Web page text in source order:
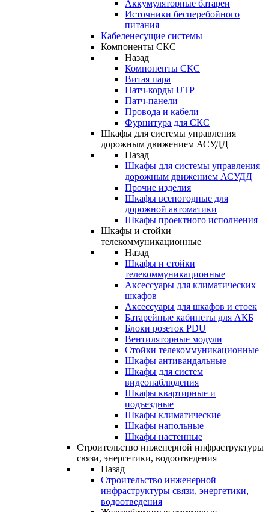
Аккумуляторные батареи
Источники бесперебойного
питания
Кабеленесущие системы
Компоненты СКС
Назад
Компоненты СКС
Витая пара
Патч-корды UTP
Патч-панели
Провода и кабели
Фурнитура для СКС
Шкафы для системы управления
дорожным движением АСУДД
Назад
Шкафы для системы управления
дорожным движением АСУДД
Прочие изделия
Шкафы всепогодные для
дорожной автоматики
Шкафы проектного исполнения
Шкафы и стойки
телекоммуникационные
Назад
Шкафы и стойки
телекоммуникационные
Аксессуары для климатических
шкафов
Аксессуары для шкафов и стоек
Батарейные кабинеты для АКБ
Блоки розеток PDU
Вентиляторные модули
Стойки телекоммуникационные
Шкафы антивандальные
Шкафы для систем
видеонаблюдения
Шкафы квартирные и
подъездные
Шкафы климатические
Шкафы напольные
Шкафы настенные
Строительство инженерной инфраструктуры
связи, энергетики, водоотведения
Назад
Строительство инженерной
инфраструктуры связи, энергетики,
водоотведения